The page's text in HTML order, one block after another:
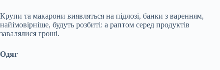
Крупи та макарони виявляться на підлозі, банки з варенням,
найімовірніше, будуть розбиті: а раптом серед продуктів
завалялися гроші.
Одяг